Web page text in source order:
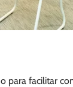
para facilitar